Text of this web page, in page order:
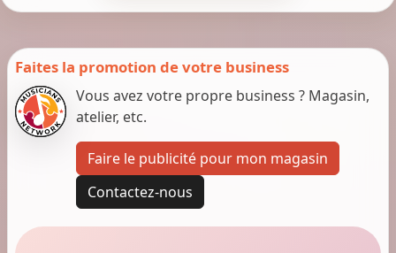
Faites la promotion de votre business
Vous avez votre propre business ? Magasin,
atelier, etc.
Faire le publicité pour mon magasin
Contactez-nous